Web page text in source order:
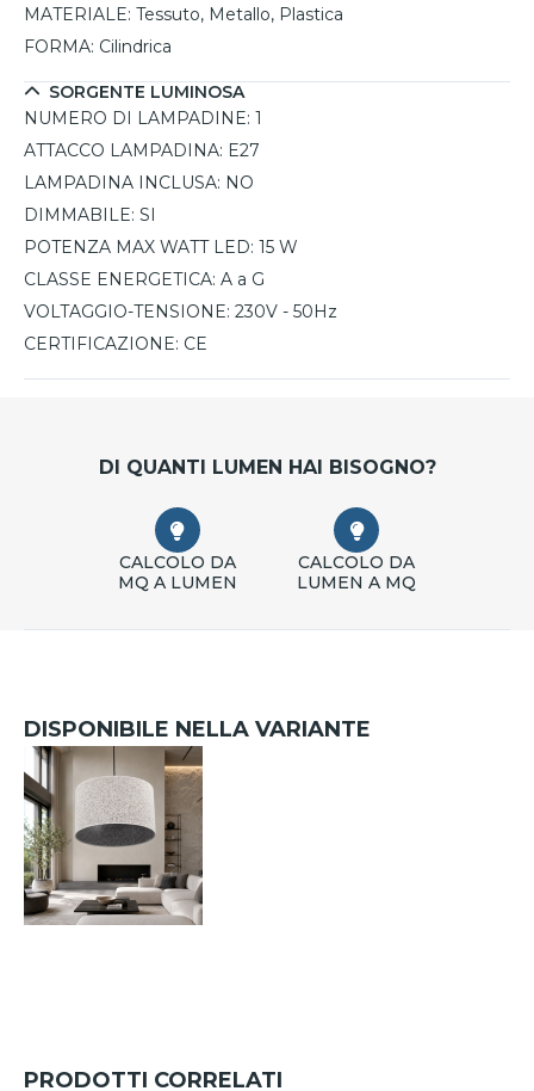
MATERIALE: Tessuto, Metallo, Plastica
FORMA: Cilindrica
SORGENTE LUMINOSA
NUMERO DI LAMPADINE: 1
ATTACCO LAMPADINA: E27
LAMPADINA INCLUSA: NO
DIMMABILE: SI
POTENZA MAX WATT LED: 15 W
CLASSE ENERGETICA: A a G
VOLTAGGIO-TENSIONE: 230V - 50Hz
CERTIFICAZIONE: CE
DI QUANTI LUMEN HAI BISOGNO?
CALCOLO DA
MQ A LUMEN
CALCOLO DA
LUMEN A MQ
DISPONIBILE NELLA VARIANTE
PRODOTTI CORRELATI